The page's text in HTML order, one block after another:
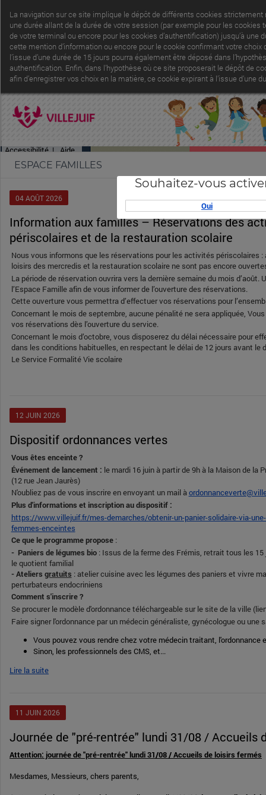
Souhaitez-vous
Oui
La navigation sur ce site implique le dépôt de différents cookies
une durée allant de la durée de votre session (par exemple pour les
de votre terminal ou encore pour les cookies d’authentification) jusqu’à
cette mention d’information ou encore pour le cookie confirmant votre
l’issue d’une durée de 15 jours pourra également être déposé dans
authentification. Enfin, dans l’hypothèse où ce site proposerait le dépôt de
afin d’enregistrer vos choix en la matière, ce cookie expirant à l’issue d’une
Accessibilité | Aide
ESPACE FAMILLES
04AOÛT2026
Information aux familles – Réservations des activités
périscolaires et de la restauration scolaire
Nous vous informons que les réservations pour les activités périscolaires :
loisirs des mercredis et la restauration scolaire ne sont pas encore
La période de réservation ouvrira vers la dernière semaine du mois d’août.
l’Espace Famille afin de vous informer de l’ouverture des réservations.
Cette ouverture vous permettra d’effectuer vos réservations pour
Concernant le mois de septembre, aucune pénalité ne sera appliquée,
vos réservations dès l’ouverture du service.
Concernant le mois d’octobre, vous disposerez du délai nécessaire pour
dans les conditions habituelles, en respectant le délai de 12 jours avant le
Le Service Formalité Vie scolaire
12JUIN 2026
Dispositif ordonnances vertes
Vous êtes enceinte ?
Événement de lancement : le mardi 16 juin à partir de 9h à la Maison de la
(12 rue Jean Jaurès)
N'oubliez pas de vous inscrire en envoyant un mail à
Plus d'informations et inscription au dispositif :
https://www.villejuif.fr/mes-demarches/obtenir-un-panier-solidaire-via-
femmes-enceintes
Ce que le programme propose:
- Paniers de légumes bio : Issus de la ferme des Frémis, retrait tous les
le quotient familial
- Ateliers gratuits : atelier cuisine avec les légumes des paniers et vivre
perturbateurs endocriniens
Comment s'inscrire ?
Se procurer le modèle d'ordonnance téléchargeable sur le site de la ville
Faire signer l'ordonnance par un médecin généraliste, gynécologue ou une
Vous pouvez vous rendre chez votre médecin traitant,
Sinon, les professionnels des CMS, et...
Lire la suite
11 JUIN 2026
Journée de "pré-rentrée" lundi 31/08 / Accueils
Attention: journée de "pré-rentrée" lundi 31/08 / Accueils de loisirs fermés
Mesdames, Messieurs, chers parents,